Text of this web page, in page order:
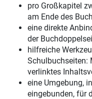
pro Großkapitel
am Ende des
eine direkte
der
hilfreiche
Schulbuchseiten:
verlinktes
eine Umgebung,
eingebunden, für